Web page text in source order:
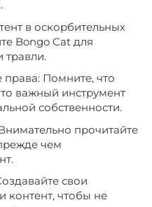
в оскорбительных
Bongo Cat для
травли.
права: Помните, что
важный инструмент
собственности.
прочитайте
чем
свои
контент, чтобы не